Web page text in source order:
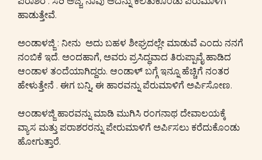
ಹಾಡುತ್ತೇವೆ.
ಅಂಡಾಳಜ್ಜಿ : ನೀನು ಅದು ಬಹಳ ಶೀಘ್ರದಲ್ಲೇ ಮಾಡುವೆ ಎಂದು ನನಗೆ
ನಂಬಿಕೆ ಇದೆ. ಅಂದಹಾಗೆ, ಅವರು ಪ್ರಸಿದ್ಧವಾದ ತಿರುಪ್ಪಾವೈ ಹಾಡಿದ
ಆಂಡಾಳ ತಂದೆಯಾಗಿದ್ದರು. ಆಂಡಾಳ್ ಬಗ್ಗೆ ಇನ್ನೂ ಹೆಚ್ಚಿಗೆ ನಂತರ
ಹೇಳುತ್ತೇನೆ . ಈಗ ಬನ್ನಿ, ಈ ಹಾರವನ್ನು ಪೆರುಮಾಳಿಗೆ ಅರ್ಪಿಸೋಣ.
ಆಂಡಾಳಜ್ಜಿ ಹಾರವನ್ನು ಮಾಡಿ ಮುಗಿಸಿ ರಂಗನಾಥ ದೇವಾಲಯಕ್ಕೆ
ವ್ಯಾಸ ಮತ್ತು ಪರಾಶರರನ್ನು ಪೇರುಮಾಳಿಗೆ ಅರ್ಪಿಸಲು ಕರೆದುಕೊಂಡು
ಹೋಗುತ್ತಾರೆ.